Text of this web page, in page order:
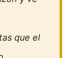
que el